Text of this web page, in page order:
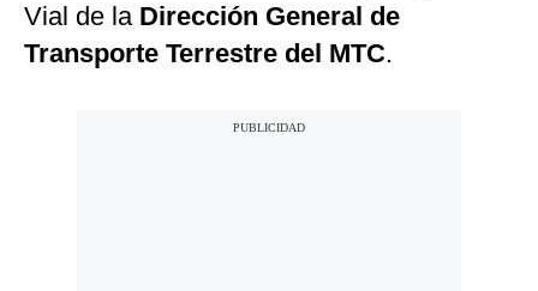
Vial de la Dirección General de
Transporte Terrestre del MTC.